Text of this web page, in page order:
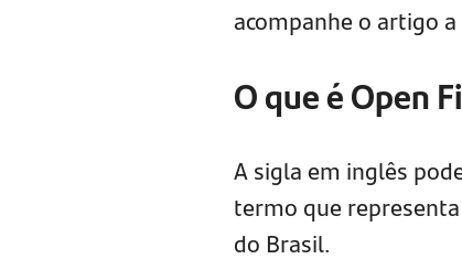
acompanhe o artigo a
O que é Open
A sigla em inglês
termo que
do Brasil.